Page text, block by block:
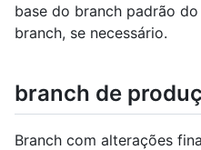
base do branch padrão
branch, se necessário.
branch de
Branch com alterações